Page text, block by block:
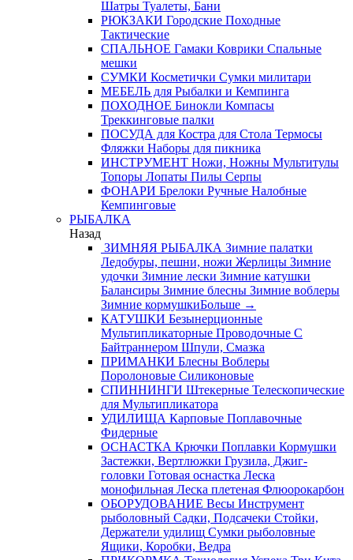
Шатры Туалеты, Бани
РЮКЗАКИ Городские Походные
Тактические
СПАЛЬНОЕ Гамаки Коврики Спальные
мешки
СУМКИ Косметички Сумки милитари
МЕБЕЛЬ для Рыбалки и Кемпинга
ПОХОДНОЕ Бинокли Компасы
Треккинговые палки
ПОСУДА для Костра для Стола Термосы
Фляжки Наборы для пикника
ИНСТРУМЕНТ Ножи, Ножны Мультитулы
Топоры Лопаты Пилы Серпы
ФОНАРИ Брелоки Ручные Налобные
Кемпинговые
РЫБАЛКА
Назад
ЗИМНЯЯ РЫБАЛКА Зимние палатки
Ледобуры, пешни, ножи Жерлицы Зимние
удочки Зимние лески Зимние катушки
Балансиры Зимние блесны Зимние воблеры
Зимние кормушкиБольше →
КАТУШКИ Безынерционные
Мультипликаторные Проводочные С
Байтраннером Шпули, Смазка
ПРИМАНКИ Блесны Воблеры
Поролоновые Силиконовые
СПИННИНГИ Штекерные Телескопические
для Мультипликатора
УДИЛИЩА Карповые Поплавочные
Фидерные
ОСНАСТКА Крючки Поплавки Кормушки
Застежки, Вертлюжки Грузила, Джиг-
головки Готовая оснастка Леска
монофильная Леска плетеная Флюорокарбон
ОБОРУДОВАНИЕ Весы Инструмент
рыболовный Садки, Подсачеки Стойки,
Держатели удилищ Сумки рыболовные
Ящики, Коробки, Ведра